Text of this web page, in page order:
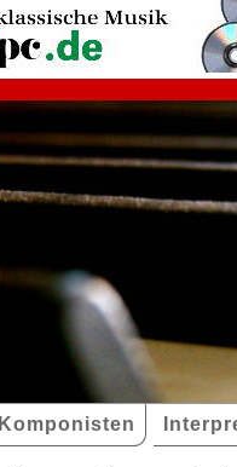
Komponisten